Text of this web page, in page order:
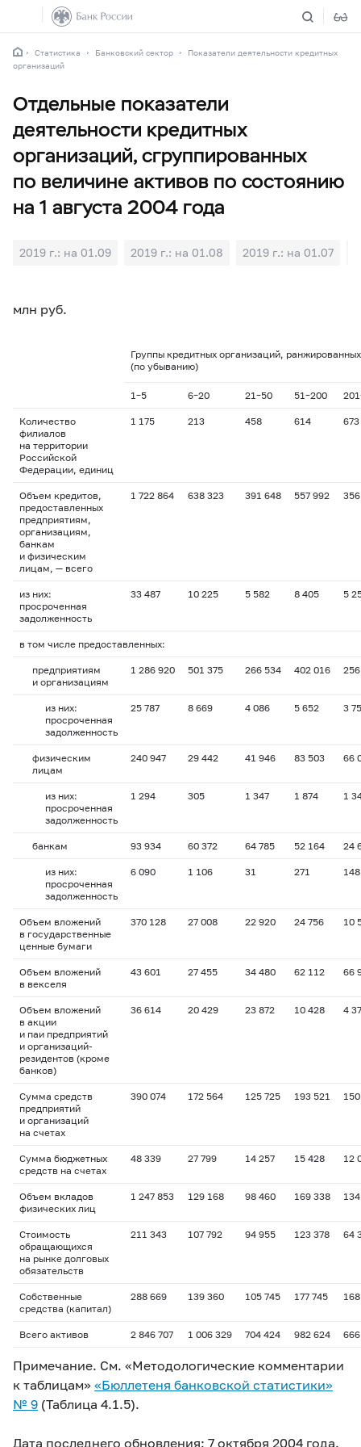
Статистика Банковский сектор
Показатели деятельности кредитных
организаций
Отдельные показатели
деятельности кредитных
организаций, сгруппированных
по величине активов по состоянию
на 1 августа 2004 года
2019 г.: на 01.09 2019 г.: на 01.08 2019 г.: на 01.07
млн руб.
Группы кредитных организаций,
(по убыванию)
1–5 6–20 21–50 51–200
Количество
филиалов
на территории
Российской
Федерации, единиц
1 175 213 458 614 673
Объем кредитов,
предоставленных
предприятиям,
организациям,
банкам
и физическим
лицам, — всего
1 722 864 638 323 391 648 557 992
из них:
просроченная
задолженность
33 487 10 225 5 582 8 405 5
в том числе предоставленных:
предприятиям
и организациям
1 286 920 501 375 266 534 402 016
из них:
просроченная
задолженность
25 787 8 669 4 086 5 652 3
физическим
лицам
240 947 29 442 41 946 83 503 66
из них:
просроченная
задолженность
1 294 305 1 347 1 874 1
банкам 93 934 60 372 64 785 52 164 24
из них:
просроченная
задолженность
6 090 1 106 31 271 148
Объем вложений
в государственные
ценные бумаги
370 128 27 008 22 920 24 756 10
Объем вложений
в векселя
43 601 27 455 34 480 62 112 66
Объем вложений
в акции
и паи предприятий
и организаций-
резидентов (кроме
банков)
36 614 20 429 23 872 10 428 4
Сумма средств
предприятий
и организаций
на счетах
390 074 172 564 125 725 193 521
Сумма бюджетных
средств на счетах
48 339 27 799 14 257 15 428 12
Объем вкладов
физических лиц
1 247 853 129 168 98 460 169 338
Стоимость
обращающихся
на рынке долговых
обязательств
211 343 107 792 94 955 123 378 64
Собственные
средства (капитал)
288 669 139 360 105 745 177 745
Всего активов 2 846 707 1 006 329 704 424 982 624
Примечание. См. «Методологические комментарии
к таблицам» «Бюллетеня банковской статистики»
№ 9 (Таблица 4.1.5).
Дата последнего обновления: 7 октября 2004 года.